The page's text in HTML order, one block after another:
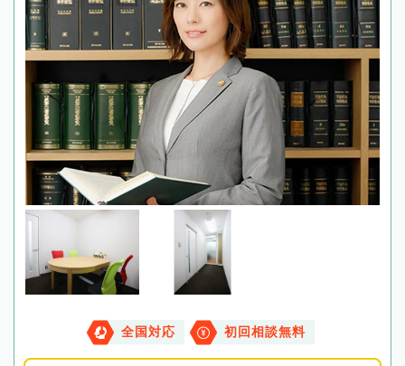
全国対応 初回相談無料